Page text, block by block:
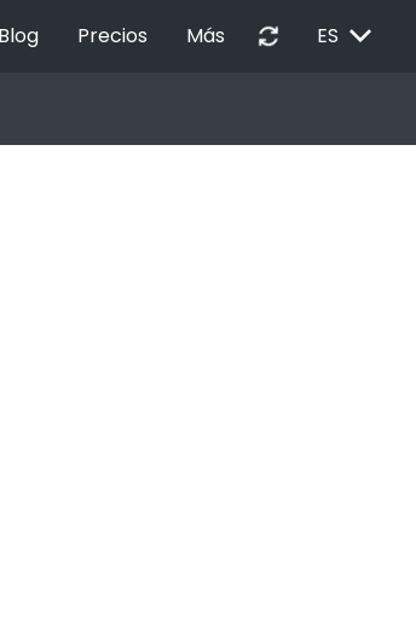
Blog Precios Más autorenew ES EXPAND_MORE